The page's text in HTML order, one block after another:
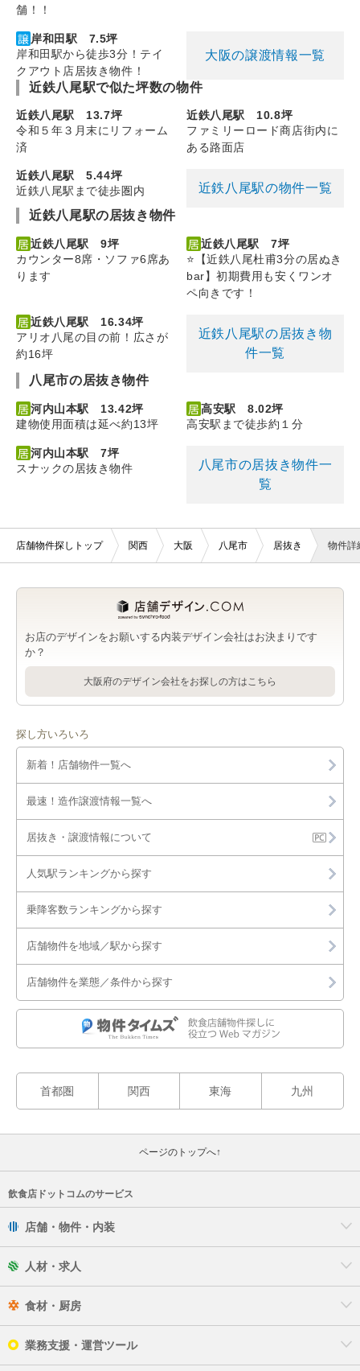
舗！！
岸和田駅 7.5坪
岸和田駅から徒歩3分！テイ
クアウト店居抜き物件！
大阪の譲渡情報一覧
近鉄八尾駅で似た坪数の物件
近鉄八尾駅 13.7坪
令和５年３月末にリフォーム
済
近鉄八尾駅 10.8坪
ファミリーロード商店街内に
ある路面店
近鉄八尾駅 5.44坪
近鉄八尾駅まで徒歩圏内
近鉄八尾駅の物件一覧
近鉄八尾駅の居抜き物件
近鉄八尾駅 9坪
カウンター8席・ソファ6席あ
ります
近鉄八尾駅 7坪
⭐【近鉄八尾杜甫3分の居ぬき
bar】初期費用も安くワンオ
ペ向きです！
近鉄八尾駅 16.34坪
アリオ八尾の目の前！広さが
約16坪
近鉄八尾駅の居抜き物
件一覧
八尾市の居抜き物件
河内山本駅 13.42坪
建物使用面積は延べ約13坪
高安駅 8.02坪
高安駅まで徒歩約１分
河内山本駅 7坪
スナックの居抜き物件
八尾市の居抜き物件一
覧
店舗物件探しトップ 関西 大阪 八尾市 居抜き 物件詳
お店のデザインをお願いする内装デザイン会社はお決まりです
か？
大阪府のデザイン会社をお探しの方はこちら
探し方いろいろ
新着！店舗物件一覧へ
最速！造作譲渡情報一覧へ
居抜き・譲渡情報について
人気駅ランキングから探す
乗降客数ランキングから探す
店舗物件を地域／駅から探す
店舗物件を業態／条件から探す
首都圏 関西 東海 九州
ページのトップへ↑
飲食店ドットコムのサービス
店舗・物件・内装
人材・求人
食材・厨房
業務支援・運営ツール